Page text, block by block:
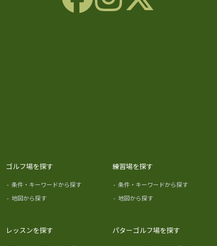
ゴルフ場を探す
- 条件・キーワードから探す
- 地図から探す
練習場を探す
- 条件・キーワードから探す
- 地図から探す
レッスンを探す パターゴルフ場を探す